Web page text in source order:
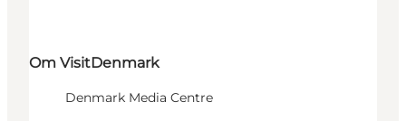
Om VisitDenmark
Denmark Media Centre